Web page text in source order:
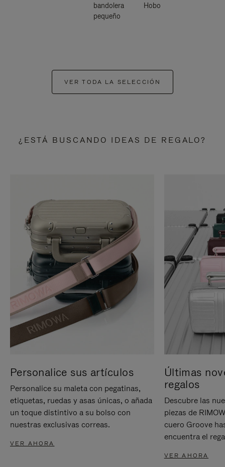
bandolera
pequeño
Hobo
VER TODA LA SELECCIÓN
¿ESTÁ BUSCANDO IDEAS DE REGALO?
Personalice sus artículos
Personalice su maleta con pegatinas,
etiquetas, ruedas y asas únicas, o añada
un toque distintivo a su bolso con
nuestras exclusivas correas.
VER AHORA
Últimas
regalos
Descubre las
piezas de
cuero Groove
encuentra el
VER AHORA